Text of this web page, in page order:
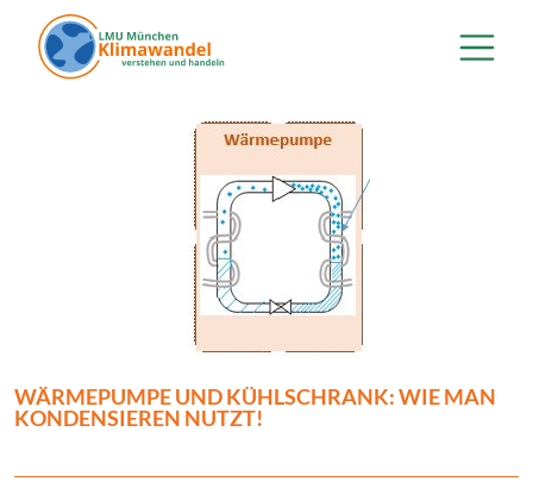
Direkt zum Inhalt
WÄRMEPUMPE UND KÜHLSCHRANK: WIE MAN
KONDENSIEREN NUTZT!